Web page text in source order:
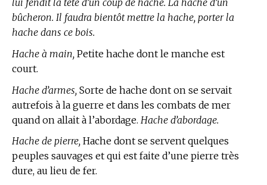
lui fendit la tête d’un coup de hache. La hache d’un
bûcheron. Il faudra bientôt mettre la hache, porter la
hache dans ce bois.
Hache à main, Petite hache dont le manche est
court.
Hache d’armes, Sorte de hache dont on se servait
autrefois à la guerre et dans les combats de mer
quand on allait à l’abordage. Hache d’abordage.
Hache de pierre, Hache dont se servent quelques
peuples sauvages et qui est faite d’une pierre très
dure, au lieu de fer.